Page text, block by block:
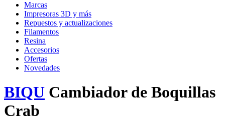
Marcas
Impresoras 3D y más
Repuestos y actualizaciones
Filamentos
Resina
Accesorios
Ofertas
Novedades
BIQU Cambiador de Boquillas
Crab